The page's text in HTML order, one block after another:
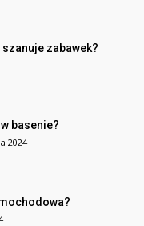
zabawek?
basenie?
2024